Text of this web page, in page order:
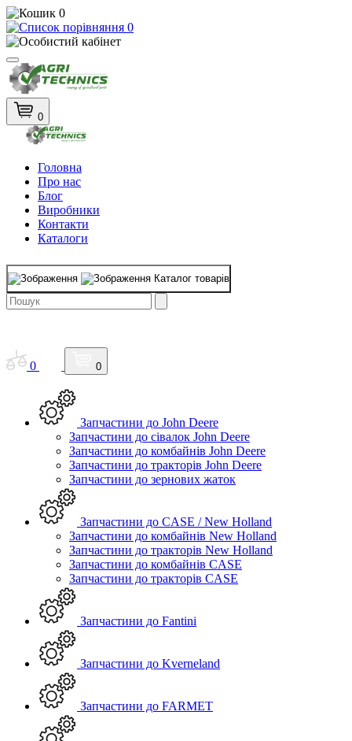
0
0
0
Головна
Про нас
Блог
Виробники
Контакти
Каталоги
Каталог товарів
0 0
Запчастини до John Deere
Запчастини до сівалок John Deere
Запчастини до комбайнів John Deere
Запчастини до тракторів John Deere
Запчастини до зернових жаток
Запчастини до CASE / New Holland
Запчастини до комбайнів New Holland
Запчастини до тракторів New Holland
Запчастини до комбайнів CASE
Запчастини до тракторів CASE
Запчастини до Fantini
Запчастини до Kverneland
Запчастини до FARMET